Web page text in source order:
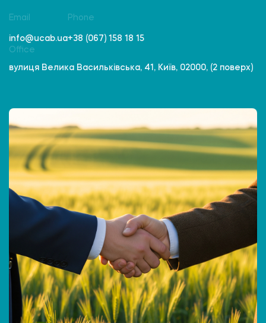
Email
info@ucab.ua
Phone
+38 (067) 158 18 15
Office
вулиця Велика Васильківська, 41, Київ, 02000, (2 поверх)